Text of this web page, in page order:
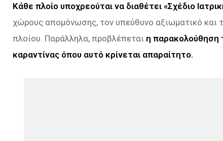
Κάθε πλοίο υποχρεούται να διαθέτει «Σχέδιο
χώρους απομόνωσης, τον υπεύθυνο αξιωματικό και
πλοίου. Παράλληλα, προβλέπεται η
καραντίνας όπου αυτό κρίνεται απαραίτητο.